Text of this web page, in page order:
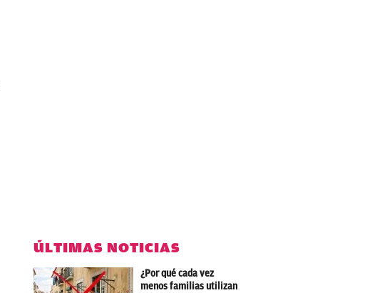
ÚLTIMAS NOTICIAS
¿Por qué cada vez
menos familias utilizan